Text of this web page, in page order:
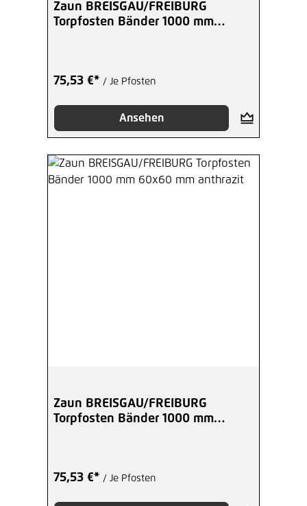
Zaun BREISGAU/FREIBURG
Torpfosten Bänder 1000 mm
75,53 €* / Je Pfosten
Ansehen
Zaun BREISGAU/FREIBURG
Torpfosten Bänder 1000 mm
75,53 €* / Je Pfosten